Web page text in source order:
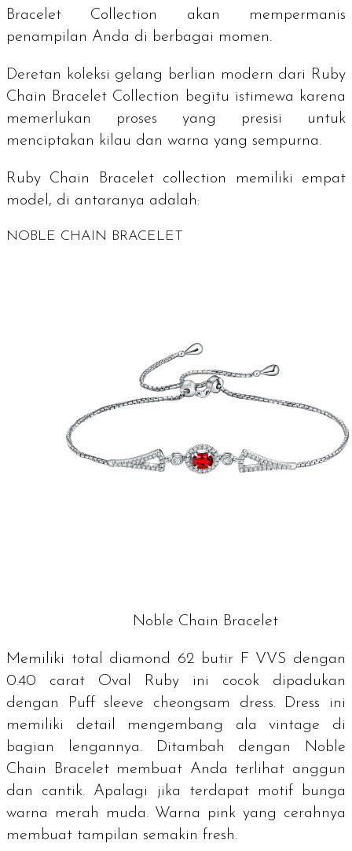
Bracelet Collection
akan mempermanis
penampilan Anda di berbagai momen.
Deretan koleksi gelang berlian modern dari Ruby
Chain Bracelet Collection begitu istimewa karena
memerlukan proses yang presisi untuk
menciptakan kilau dan warna yang sempurna.
Ruby Chain Bracelet collection
memiliki empat
model, di antaranya adalah:
NOBLE CHAIN BRACELET
Noble Chain Bracelet
Memiliki total diamond 62 butir F VVS dengan
0.40 carat Oval Ruby ini cocok dipadukan
dengan
Puff sleeve cheongsam dress. Dress ini
memiliki detail mengembang alavintage di
bagian lengannya. Ditambah dengan Noble
Chain Braceletmembuat Anda terlihat anggun
dan cantik. Apalagi jika terdapat motif bunga
warna merah muda. Warna pink yang cerahnya
membuat tampilan semakin fresh.